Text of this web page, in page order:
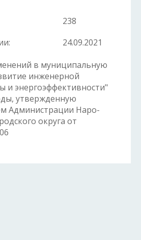
238
24.09.2021
в муниципальную
инженерной
и энергоэффективности"
утвержденную
Администрации Наро-
округа от